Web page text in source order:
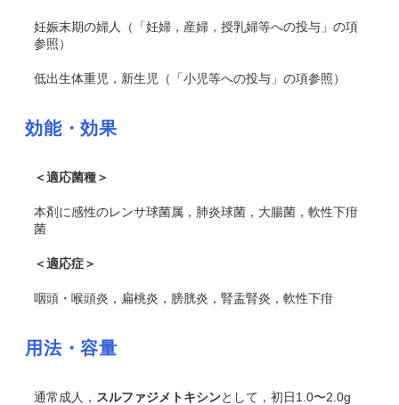
妊娠末期の婦人（「妊婦，産婦，授乳婦等への投与」の項
参照）
低出生体重児，新生児（「小児等への投与」の項参照）
効能・効果
＜適応菌種＞
本剤に感性のレンサ球菌属，肺炎球菌，大腸菌，軟性下疳
菌
＜適応症＞
咽頭・喉頭炎，扁桃炎，膀胱炎，腎盂腎炎，軟性下疳
用法・容量
通常成人， スルファジメトキシンとして，初日1.0〜2.0g